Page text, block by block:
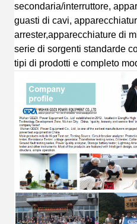
secondaria/interruttore,
guasti di cavi,
arrester,apparecchiature di
serie di sorgenti standarde
tipi di prodotti e completo